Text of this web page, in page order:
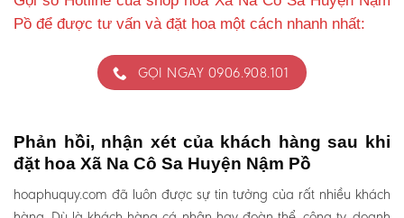
Pồ để được tư vấn và đặt hoa một cách nhanh nhất:
GỌI NGAY 0906.908.101
Phản hồi, nhận xét của khách hàng sau khi
đặt hoa Xã Na Cô Sa Huyện Nậm Pồ
hoaphuquy.com đã luôn được sự tin tưởng của rất nhiều khách